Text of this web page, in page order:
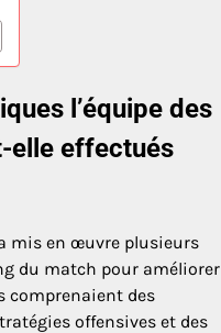
l’équipe des
elle effectués
mis en œuvre plusieurs
du match pour améliorer
comprenaient des
offensives et des